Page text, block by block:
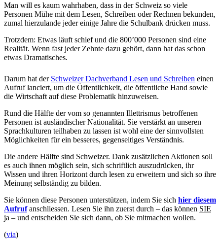
Man will es kaum wahrhaben, dass in der Schweiz so viele
Personen Mühe mit dem Lesen, Schreiben oder Rechnen bekunden,
zumal hierzulande jeder einige Jahre die Schulbank drücken muss.
Trotzdem: Etwas läuft schief und die 800’000 Personen sind eine
Realität. Wenn fast jeder Zehnte dazu gehört, dann hat das schon
etwas Dramatisches.
Darum hat der Schweizer Dachverband Lesen und Schreiben einen
Aufruf lanciert, um die Öffentlichkeit, die öffentliche Hand sowie
die Wirtschaft auf diese Problematik hinzuweisen.
Rund die Hälfte der vom so genannten Illettrismus betroffenen
Personen ist ausländischer Nationalität. Sie verstärkt an unseren
Sprachkulturen teilhaben zu lassen ist wohl eine der sinnvollsten
Möglichkeiten für ein besseres, gegenseitiges Verständnis.
Die andere Hälfte sind Schweizer. Dank zusätzlichen Aktionen soll
es auch ihnen möglich sein, sich schriftlich auszudrücken, ihr
Wissen und ihren Horizont durch lesen zu erweitern und sich so ihre
Meinung selbständig zu bilden.
Sie können diese Personen unterstützen, indem Sie sich hier diesem
Aufrufanschliessen. Lesen Sie ihn zuerst durch – das können SIE
ja – und entscheiden Sie sich dann, ob Sie mitmachen wollen.
(via)